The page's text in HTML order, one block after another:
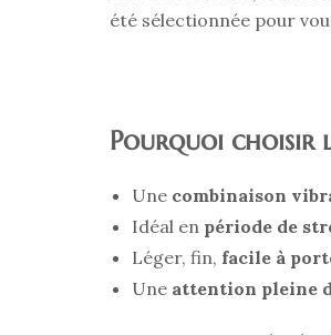
été sélectionnée pour
Pourquoi choisir
Une combinaison
Idéal en période de
Léger, fin, facile à
Une attention pleine